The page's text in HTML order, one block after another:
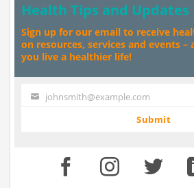
Health Tips and Updates
Sign up for our email to receive
on resources, services and events –
you live a healthier life!
Your johnsmith@example.com
Submit